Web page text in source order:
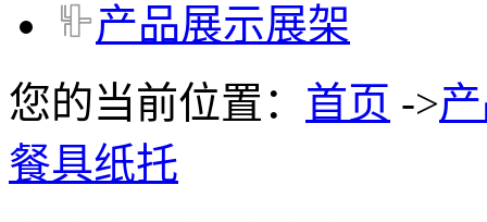
产品展示展架
您的当前位置： 首页 ->
餐具纸托